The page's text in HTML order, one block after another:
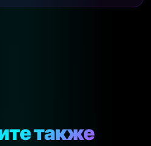
также